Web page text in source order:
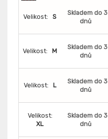
Velikost: S
Skladem do 3
dnů
Velikost: M
Skladem do 3
dnů
Velikost: L
Skladem do 3
dnů
Velikost:
XL
Skladem do 3
dnů